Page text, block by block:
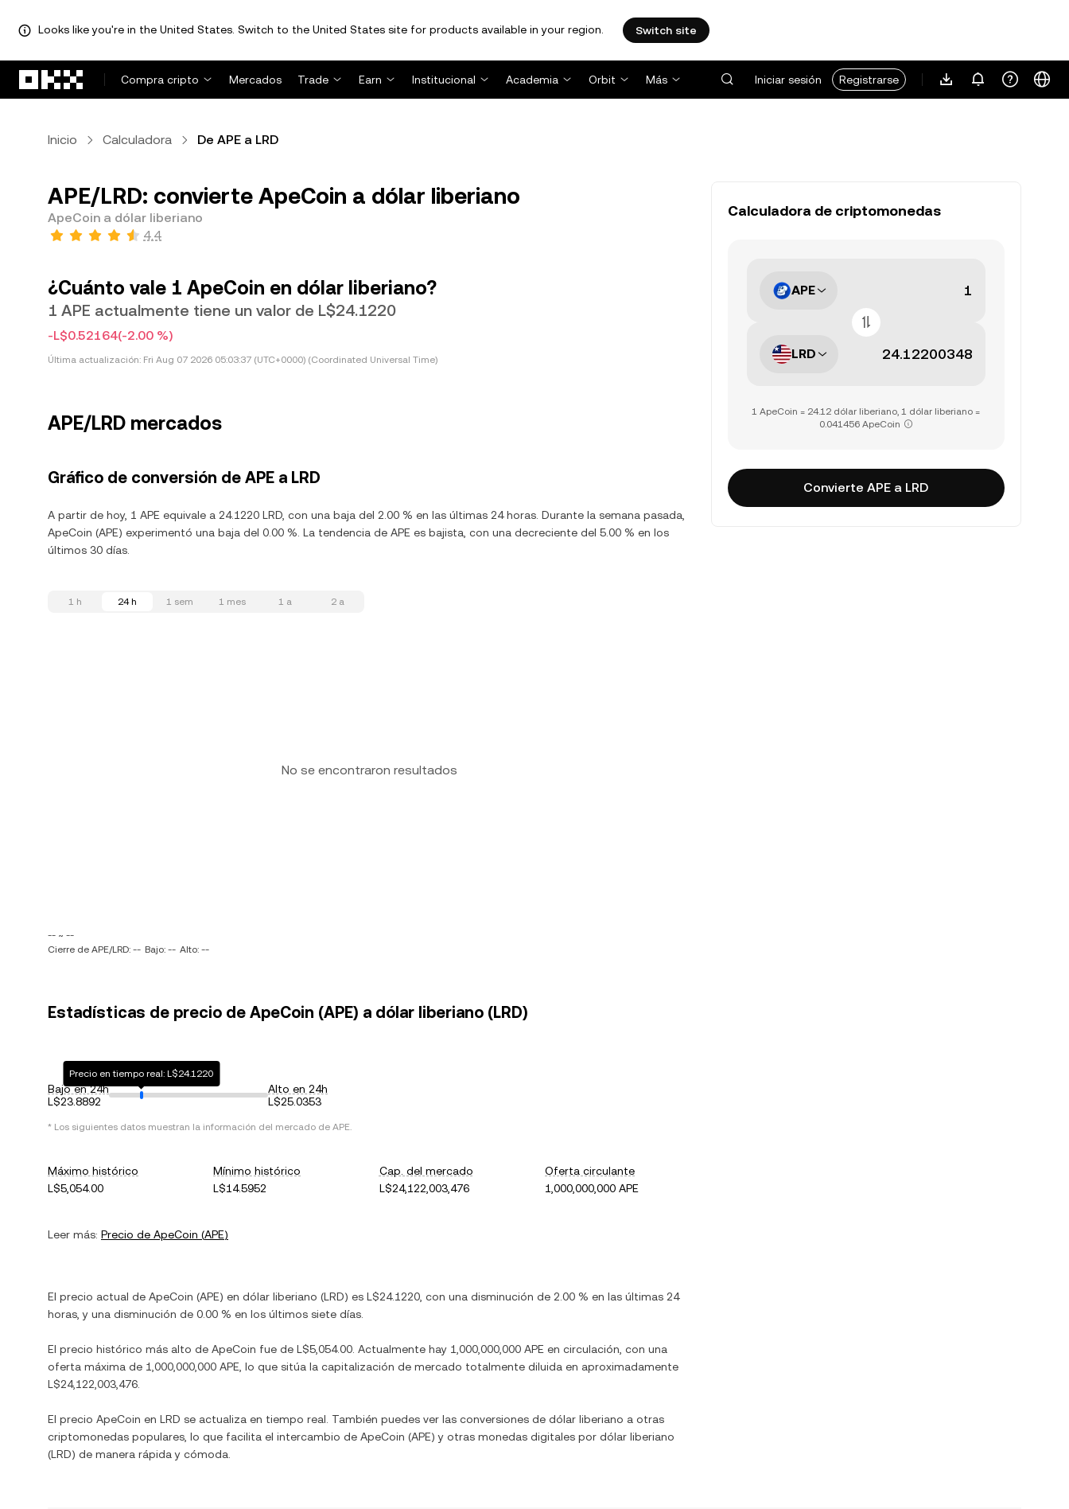
Looks like you're in the United States. Switch to the United States site for products available in your region. Switch site
Compra cripto
Mercados Trade Earn Institucional Academia Orbit Más Iniciar sesión Registrarse
Inicio Calculadora De APE a LRD
APE/LRD: convierte ApeCoin a dólar liberiano
ApeCoin a dólar liberiano
4.4
¿Cuánto vale 1 ApeCoin en dólar liberiano?
1 APE actualmente tiene un valor de L$24.1220
-L$0.52164(-2.00 %)
Última actualización: Fri Aug 07 2026 05:03:37 (UTC+0000) (Coordinated Universal Time)
APE/LRD mercados
Gráfico de conversión de APE a LRD
A partir de hoy, 1 APE equivale a 24.1220 LRD, con una baja del 2.00 % en las últimas 24 horas. Durante la semana pasada,
ApeCoin (APE) experimentó una baja del 0.00 %. La tendencia de APE es bajista, con una decreciente del 5.00 % en los
últimos 30 días.
1 h 24 h 1 sem 1 mes 1 a 2 a
No se encontraron resultados
-- ~ --
Cierre de APE/LRD: -- Bajo: -- Alto: --
Estadísticas de precio de ApeCoin (APE) a dólar liberiano (LRD)
Bajo en 24h
L$23.8892
Precio en tiempo real: L$24.1220
Alto en 24h
L$25.0353
* Los siguientes datos muestran la información del mercado de APE.
Máximo histórico
L$5,054.00
Mínimo histórico
L$14.5952
Cap. del mercado
L$24,122,003,476
Oferta circulante
1,000,000,000 APE
Leer más: Precio de ApeCoin (APE)
El precio actual de ApeCoin (APE) en dólar liberiano (LRD) es L$24.1220 , con una disminución de 2.00 % en las últimas 24
horas, y una disminución de 0.00 % en los últimos siete días.
El precio histórico más alto de ApeCoin fue de L$5,054.00 . Actualmente hay 1,000,000,000 APE en circulación, con una
oferta máxima de 1,000,000,000 APE , lo que sitúa la capitalización de mercado totalmente diluida en aproximadamente
L$24,122,003,476
El precio ApeCoin en LRD se actualiza en tiempo real. También puedes ver las conversiones de dólar liberiano a otras
criptomonedas populares, lo que facilita el intercambio de ApeCoin (APE) y otras monedas digitales por dólar liberiano
(LRD) de manera rápida y cómoda.
Calculadora de criptomonedas
APE
LRD
1 ApeCoin = 24.12 dólar liberiano, 1 dólar liberiano =
0.041456 ApeCoin
Convierte APE a LRD